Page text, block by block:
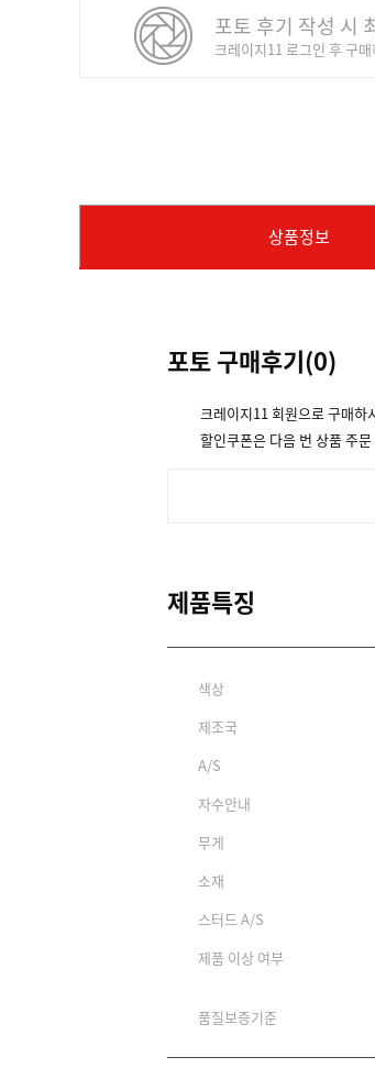
포토 후기 작성 시
크레이지11 로그인 후 구
상품정보
포토 구매후기(0)
크레이지11 회원으로 구매하
할인쿠폰은 다음 번 상품 주
제품특징
색상
제조국
A/S
자수안내
무게
소재
스터드 A/S
제품 이상 여부
품질보증기준